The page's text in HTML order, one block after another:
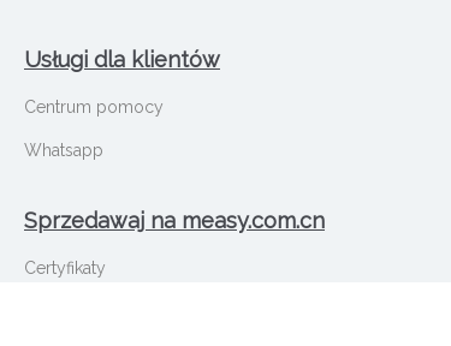
Usługi dla klientów
Centrum pomocy
Whatsapp
Sprzedawaj na measy.com.cn
Certyfikaty